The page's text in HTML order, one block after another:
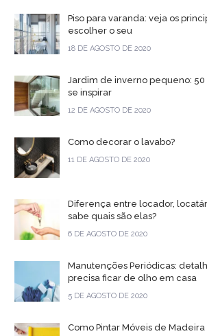
Piso para varanda: veja os
escolher o seu
18 DE AGOSTO DE 2020
Jardim de inverno pequeno:
se inspirar
12 DE AGOSTO DE 2020
Como decorar o lavabo?
11 DE AGOSTO DE 2020
Diferença entre locador,
sabe quais são elas?
6 DE AGOSTO DE 2020
Manutenções Periódicas:
precisa ficar de olho em casa
5 DE AGOSTO DE 2020
Como Pintar Móveis de Madeira